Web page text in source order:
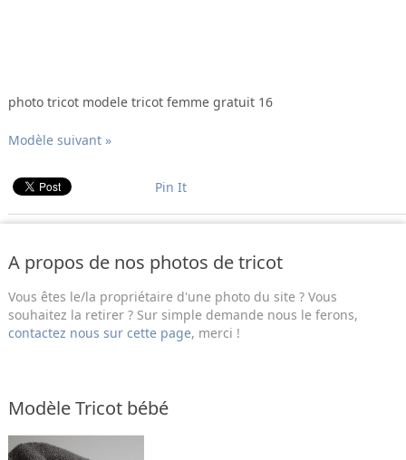
photo tricot modele tricot femme gratuit 16
Modèle suivant »
Pin It
A propos de nos photos de tricot
Vous êtes le/la propriétaire d'une photo du site ? Vous
souhaitez la retirer ? Sur simple demande nous le ferons,
contactez nous sur cette page, merci !
Modèle Tricot bébé